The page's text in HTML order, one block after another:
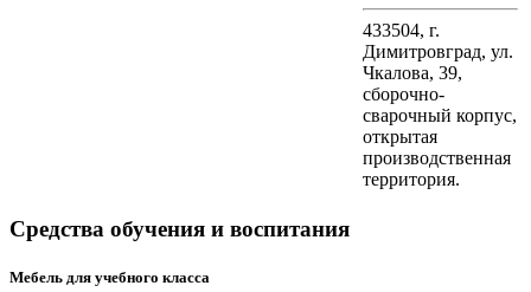
433504, г.
Димитровград, ул.
Чкалова, 39,
сборочно-
сварочный корпус,
открытая
производственная
территория.
Средства обучения и воспитания
Мебель для учебного класса